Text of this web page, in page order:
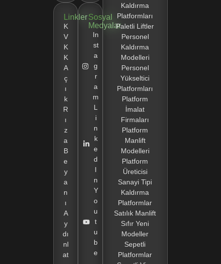
Linkler
K
V
K
K
A
ç
ı
k
R
ı
z
a
B
e
y
a
n
ı
A
y
dı
nl
at
Sosyal
Medyalar
In
st
a
g
r
a
m
L
i
n
k
e
d
I
n
Y
o
u
t
u
b
e
Kaldırma
Platformları
Paletli Liftler
Personel
Kaldırma
Modelleri
Personel
Yükseltici
Platformları
Platform
İmalat
Firmaları
Platform
Manlift
Modelleri
Platform
Üreticisi
Sanayi Tipi
Kaldırma
Platformlar
Satılık Manlift
Sıfır Yeni
Modeller
Sepetli
Platformlar